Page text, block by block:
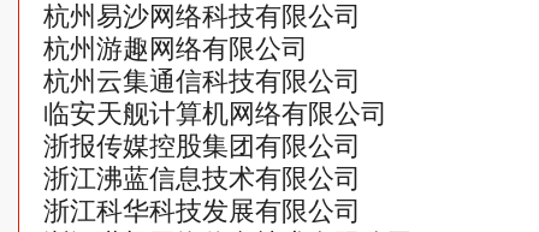
杭州易沙网络科技有限公司
杭州游趣网络有限公司
杭州云集通信科技有限公司
临安天舰计算机网络有限公司
浙报传媒控股集团有限公司
浙江沸蓝信息技术有限公司
浙江科华科技发展有限公司